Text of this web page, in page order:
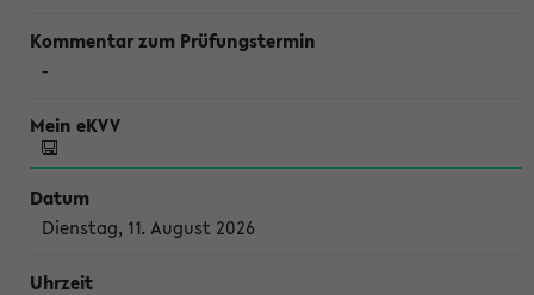
-
Dienstag, 11. August 2026